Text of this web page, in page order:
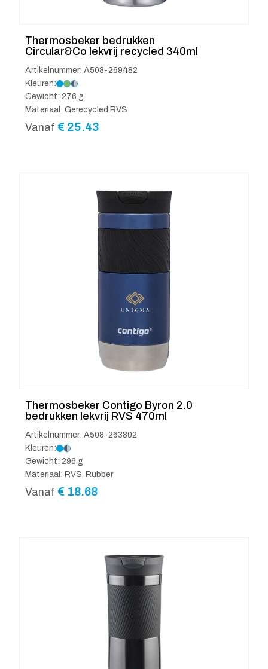
Thermosbeker bedrukken
Circular&Co lekvrij recycled 340ml
Artikelnummer: A508-269482
Kleuren:
Gewicht: 276 g
Materiaal: Gerecycled RVS
Vanaf € 25.43
Thermosbeker Contigo Byron 2.0
bedrukken lekvrij RVS 470ml
Artikelnummer: A508-263802
Kleuren:
Gewicht: 296 g
Materiaal: RVS, Rubber
Vanaf € 18.68